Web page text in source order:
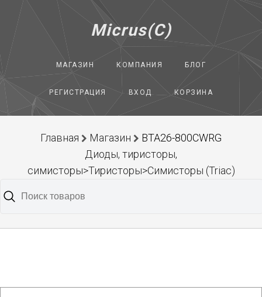
Micrus(C)
МАГАЗИН КОМПАНИЯ БЛОГ
РЕГИСТРАЦИЯ ВХОД КОРЗИНА
Главная Магазин
BTA26-800CWRG
Диоды, тиристоры,
симисторы>Тиристоры>Симисторы (Triac)